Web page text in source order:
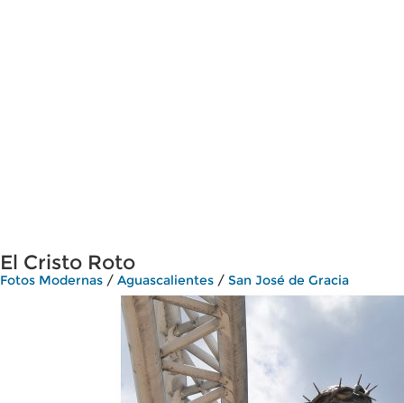
El Cristo Roto
Fotos Modernas / Aguascalientes / San José de Gracia